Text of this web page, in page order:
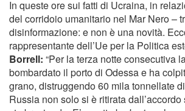
In queste ore sui fatti di Ucraina, in
del corridoio umanitario nel Mar Nero –
disinformazione: e non è una novità.
rappresentante dell’Ue per la Politica
Borrell: “Per la terza notte consecutiva
bombardato il porto di Odessa e ha
grano, distruggendo 60 mila tonnellate
Russia non solo si è ritirata